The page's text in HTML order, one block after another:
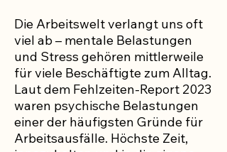
Die Arbeitswelt verlangt uns oft
viel ab – mentale Belastungen
und Stress gehören mittlerweile
für viele Beschäftigte zum Alltag.
Laut dem Fehlzeiten-Report 2023
waren psychische Belastungen
einer der häufigsten Gründe für
Arbeitsausfälle. Höchste Zeit,